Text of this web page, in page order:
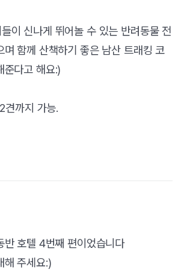
이 신나게 뛰어놀 수 있는 반려동물 전
며 함께 산책하기 좋은 남산 트래킹 코
준다고 해요:)
까지 가능.
반 호텔 4번째 편이었습니다
해 주세요:)